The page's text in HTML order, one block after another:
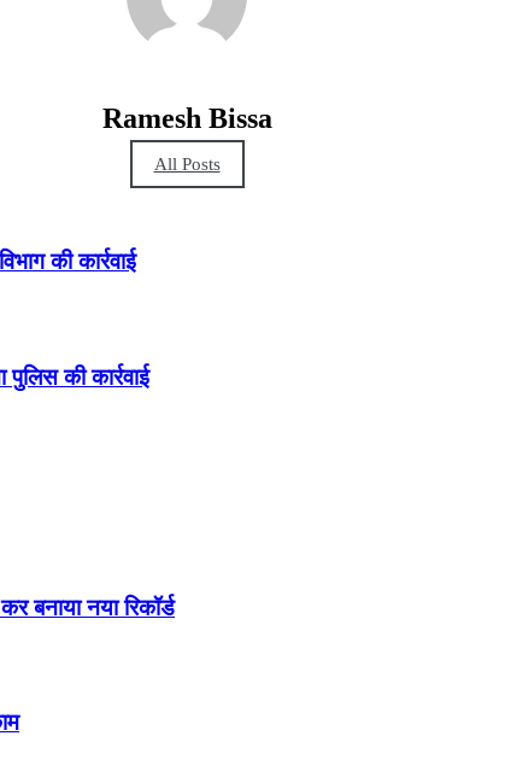
Ramesh Bissa
All Posts
की कार्रवाई
की कार्रवाई
बनाया नया रिकॉर्ड